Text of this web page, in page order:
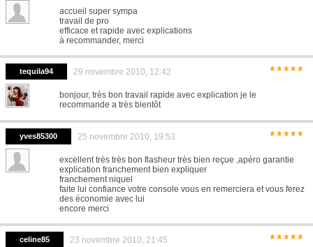
accueil super sympa
travail de pro
efficace et rapide avec explications
à recommander, merci
tequila94 29 novembre 2010, 12:42 *****
bonjour, très bon travail rapide avec explication je le
recommande a très bientôt
yves85300 25 novembre 2010, 19:53 *****
excellent très très bon flasheur très bien reçue ,apéro garantie
explication franchement bien expliquer
franchement niquel
faite lui confiance votre console vous en remerciera et vous ferez
des économie avec lui
encore merci
celine85 23 novembre 2010, 21:45 *****